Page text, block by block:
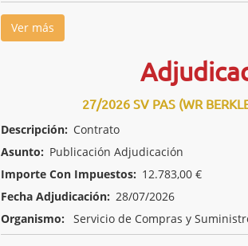
Ver más
27/2026 SV PAS (WR
Descripción: Contrato
Asunto: Publicación Adjudicación
Importe Con Impuestos: 12.783,00 €
Fecha Adjudicación: 28/07/2026
Organismo:
Servicio de Compras y